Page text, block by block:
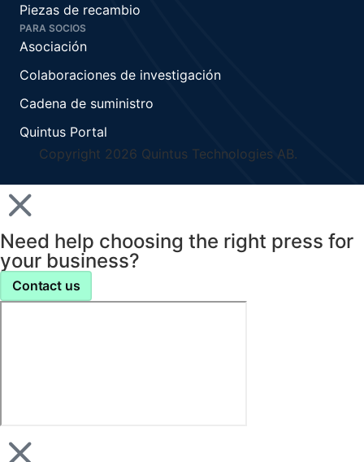
Piezas de recambio
PARA SOCIOS
Asociación
Colaboraciones de investigación
Cadena de suministro
Quintus Portal
Copyright 2026 Quintus Technologies AB.
Need help choosing the right press for
your business?
Contact us